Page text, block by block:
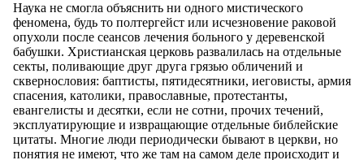
Наука не смогла объяснить ни одного мистического
феномена, будь то полтергейст или исчезновение раковой
опухоли после сеансов лечения больного у деревенской
бабушки. Христианская церковь развалилась на отдельные
секты, поливающие друг друга грязью обличений и
сквернословия: баптисты, пятидесятники, иеговисты, армия
спасения, католики, православные, протестанты,
евангелисты и десятки, если не сотни, прочих течений,
эксплуатирующие и извращающие отдельные библейские
цитаты. Многие люди периодически бывают в церкви, но
понятия не имеют, что же там на самом деле происходит и